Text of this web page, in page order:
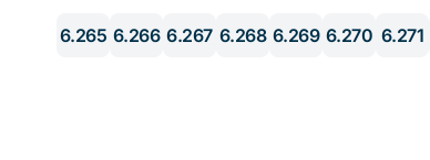
6.265 6.266 6.267 6.268 6.269 6.270 6.271